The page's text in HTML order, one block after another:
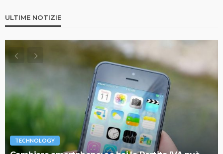
ULTIME NOTIZIE
TECHNOLOGY